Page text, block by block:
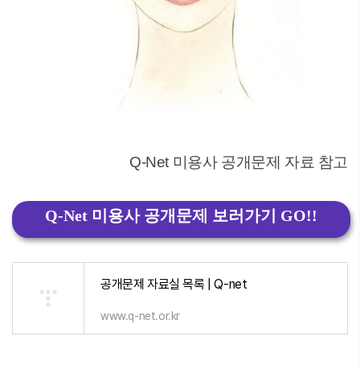
Q-Net 미용사 공개문제 자료 참고
Q-Net 미용사 공개문제 보러가기 GO!!
공개문제 자료실 목록 | Q-net
www.q-net.or.kr